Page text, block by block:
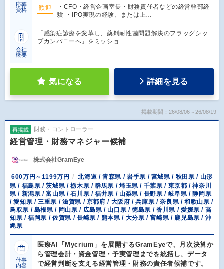
応募
資格
歓迎
・CFO・経営企画室長・財務責任者などの経営幹部経
験 ・IPO実現の経験、または上…
会社
概要
「感染症診療を変革し、薬剤耐性菌問題解決のフラッグシッ
プカンパニーへ」をミッショ…
気になる 詳細を見る
掲載期間：26/08/06～26/08/19
再掲載 財務・コントローラー
経営管理・財務マネジャー候補
株式会社GramEye
600万円～1199万円
北海道 / 青森県 / 岩手県 / 宮城県 / 秋田県 / 山形
県 / 福島県 / 茨城県 / 栃木県 / 群馬県 / 埼玉県 / 千葉県 / 東京都 / 神奈川
県 / 新潟県 / 富山県 / 石川県 / 福井県 / 山梨県 / 長野県 / 岐阜県 / 静岡県
/ 愛知県 / 三重県 / 滋賀県 / 京都府 / 大阪府 / 兵庫県 / 奈良県 / 和歌山県 /
鳥取県 / 島根県 / 岡山県 / 広島県 / 山口県 / 徳島県 / 香川県 / 愛媛県 / 高
知県 / 福岡県 / 佐賀県 / 長崎県 / 熊本県 / 大分県 / 宮崎県 / 鹿児島県 / 沖
縄県
仕事
内容
医療AI「Mycrium」を展開するGramEyeで、月次決算か
ら管理会計・資金管理・予実管理までを統括し、データ
で経営判断を支える経営管理・財務の責任者候補です。